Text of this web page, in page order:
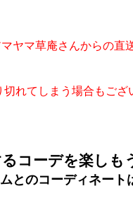
ヤマ草庵さんからの直
切れてしまう場合もござ
コーデを楽し
とのコーディネート